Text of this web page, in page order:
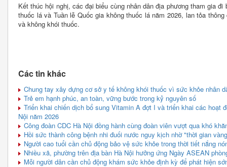
Kết thúc hội nghị, các đại biểu cùng nhân dân địa phương tham gia
thuốc lá và Tuần lễ Quốc gia không thuốc lá năm 2026, lan tỏa
và không khói thuốc.
Các tin khác
Chung tay xây dựng cơ sở y tế không khói thuốc vì sức khỏe nhân
Trẻ em hạnh phúc, an toàn, vững bước trong kỷ nguyên số
Triển khai chiến dịch bổ sung Vitamin A đợt I và triển khai các hoạt
Nội năm 2026
Công đoàn CDC Hà Nội đồng hành cùng đoàn viên vượt qua khó
Hồi sức thành công bệnh nhi đuối nước nguy kịch nhờ "thời gian
Người cao tuổi cần chủ động bảo vệ sức khỏe trong thời tiết nắng
Nhiều xã, phường trên địa bàn Hà Nội hưởng ứng Ngày ASEAN
Mỗi người dân cần chủ động khám sức khỏe định kỳ để phát hiện